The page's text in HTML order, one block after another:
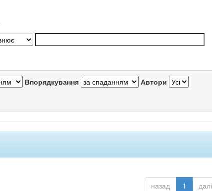
Впорядкування Автори
назад 1 далі